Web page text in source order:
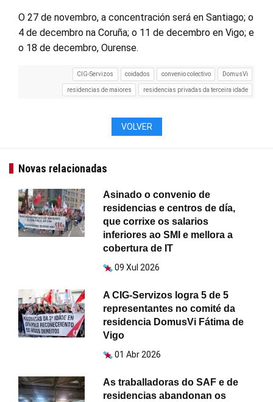
O 27 de novembro, a concentración será en Santiago; o
4 de decembro na Coruña; o 11 de decembro en Vigo; e
o 18 de decembro, Ourense.
CIG-Servizos coidados convenio colectivo DomusVi
residencias de maiores residencias privadas da terceira idade
VOLVER
Novas relacionadas
Asinado o convenio de
residencias e centros de día,
que corrixe os salarios
inferiores ao SMI e mellora a
cobertura de IT
09 Xul 2026
A CIG-Servizos logra 5 de 5
representantes no comité da
residencia DomusVi Fátima de
Vigo
01 Abr 2026
As traballadoras do SAF e de
residencias abandonan os